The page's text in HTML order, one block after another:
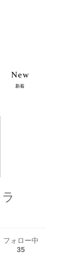
新着
フォロー中
35